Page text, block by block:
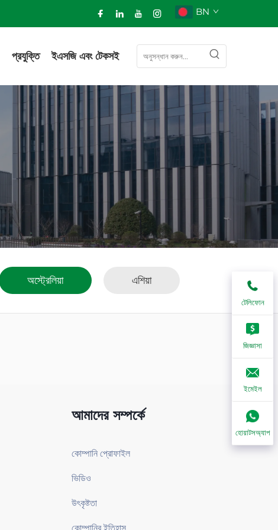
BN
প্রযুক্তি ইএসজি এবং টেকসই
অস্ট্রেলিয়া এশিয়া
টেলিফোন
জিজ্ঞাসা
ইমেইল
হোয়াটসঅ্যাপ
আমাদের সম্পর্কে
কোম্পানি প্রোফাইল
ভিডিও
উৎকৃষ্টতা